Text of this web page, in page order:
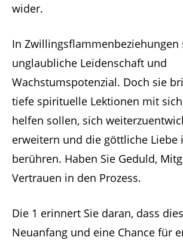
wider.
In Zwillingsflammenbeziehungen
unglaubliche Leidenschaft und
Wachstumspotenzial. Doch sie
tiefe spirituelle Lektionen mit
helfen sollen, sich
erweitern und die göttliche Liebe
berühren. Haben Sie Geduld,
Vertrauen in den Prozess.
Die 1 erinnert Sie daran, dass
Neuanfang und eine Chance für